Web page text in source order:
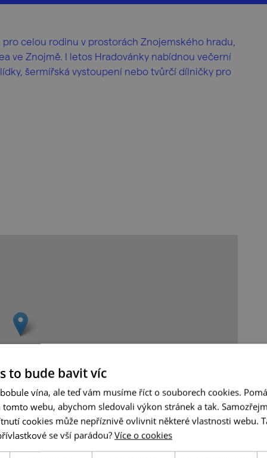
celou rodinu v prostorách Znojemského hradu,
ve Znojmě. I letos Hradovánky nabídnou večerní
šermířská vystoupení nebo tvůrčí dílničky pro
Leaflet| © Seznam.cz a.s. a další
to bude bavit víc
vína, ale teď vám musíme říct o souborech cookies.
tomto webu, abychom sledovali výkon stránek a tak.
cookies může nepříznivě ovlivnit některé vlastnosti webu.
se vší parádou? Více o cookies